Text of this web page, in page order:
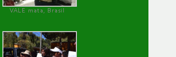
VALE mata, Brasil